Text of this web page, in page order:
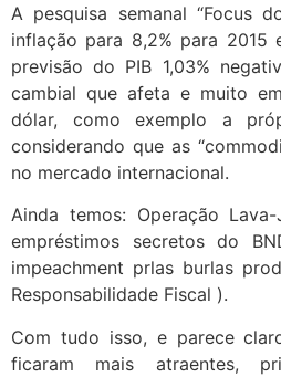
A pesquisa semanal “Focus
inflação para 8,2% para 2015
previsão do PIB 1,03%
cambial que afeta e muito
dólar, como exemplo a
considerando que as
no mercado internacional.
Ainda temos: Operação
empréstimos secretos do
impeachment prlas burlas
Responsabilidade Fiscal ).
Com tudo isso, e parece
ficaram mais atraentes,